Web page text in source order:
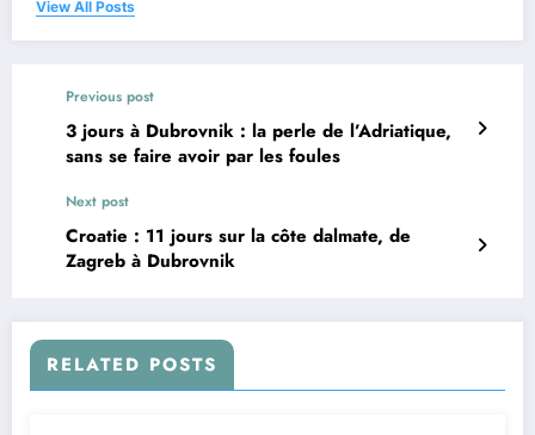
View All Posts
Previous post
3 jours à Dubrovnik : la perle de l’Adriatique,
sans se faire avoir par les foules
Next post
Croatie : 11 jours sur la côte dalmate, de
Zagreb à Dubrovnik
RELATED POSTS